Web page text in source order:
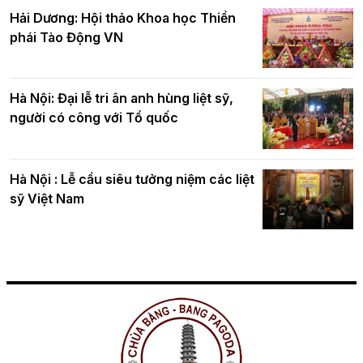
Hải Dương: Hội thảo Khoa học Thiền
phái Tào Động VN
Hà Nội: Đại lễ tri ân anh hùng liệt sỹ,
người có công với Tổ quốc
Hà Nội : Lễ cầu siêu tưởng niệm các liệt
sỹ Việt Nam